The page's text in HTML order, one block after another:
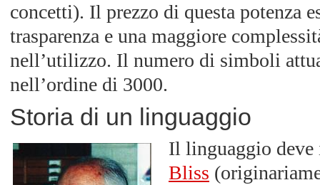
concetti). Il prezzo di questa potenza
trasparenza e una maggiore
nell’utilizzo. Il numero di simboli
nell’ordine di 3000.
Storia di un linguaggio
Il linguaggio
Bliss